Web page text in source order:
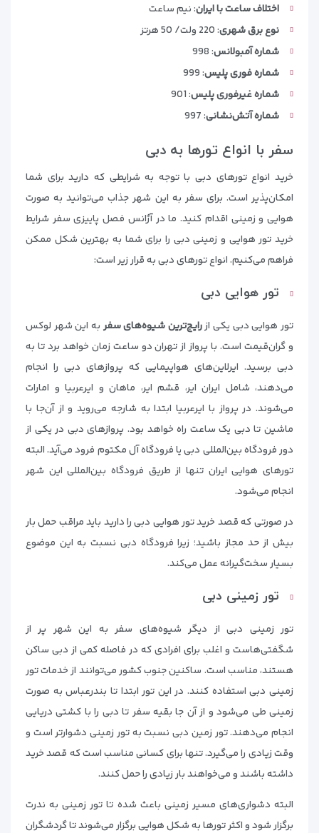
اختلاف ساعت با ایران: نیم ساعت
نوع برق شهری: 220 ولت/ 50 هرتز
شماره آمبولانس: 998
شماره فوری پلیس: 999
شماره غیرفوری پلیس: 901
شماره آتش‌نشانی: 997
سفر با انواع تورها به دبی
خرید انواع تورهای دبی با توجه به شرایطی که دارید برای شما
امکان‌پذیر است. برای سفر به این شهر جذاب می‌توانید به صورت
هوایی و زمینی اقدام کنید. ما در آژانس فصل پاییزی سفر شرایط
خرید تور هوایی و زمینی دبی را برای شما به بهترین شکل ممکن
فراهم می‌کنیم. انواع تورهای دبی به قرار زیر است:
تور هوایی دبی
تور هوایی دبی یکی ازرایج‌ترین شیوه‌های سفر به این شهر لوکس
و گران‌قیمت است. با پرواز از تهران دو ساعت زمان خواهد برد تا به
دبی برسید. ایرلاین‌های هواپیمایی که پروازهای دبی را انجام
می‌دهند، شامل ایران ایر، قشم ایر، ماهان و ایرعربیا و امارات
می‌شوند. در پرواز با ایرعربیا ابتدا به شارجه می‌روید و از آن‌جا با
ماشین تا دبی یک ساعت راه خواهد بود. پروازهای دبی در یکی از
دور فرودگاه بین‌المللی دبی یا فرودگاه آل مکتوم فرود می‌آید. البته
تورهای هوایی ایران تنها از طریق فرودگاه بین‌المللی این شهر
انجام می‌شود.
در صورتی که قصد خرید تور هوایی دبی را دارید باید مراقب حمل بار
بیش از حد مجاز باشید؛ زیرا فرودگاه دبی نسبت به این موضوع
بسیار سخت‌گیرانه عمل می‌کند.
تور زمینی دبی
تور زمینی دبی از دیگر شیوه‌های سفر به این شهر پر از
شگفتی‌هاست و اغلب برای افرادی که در فاصله کمی از دبی ساکن
هستند، مناسب است. ساکنین جنوب کشور می‌توانند از خدمات تور
زمینی دبی استفاده کنند. در این تور ابتدا تا بندرعباس به صورت
زمینی طی می‌شود و از آن جا بقیه سفر تا دبی را با کشتی دریایی
انجام می‌دهند. تور زمین دبی نسبت به تور زمینی دشوارتر است و
وقت زیادی را می‌گیرد. تنها برای کسانی مناسب است که قصد خرید
داشته باشند و می‌خواهند بار زیادی را حمل کنند.
البته دشواری‌های مسیر زمینی باعث شده تا تور زمینی به ندرت
برگزار شود و اکثر تورها به شکل هوایی برگزار می‌شوند تا گردشگران